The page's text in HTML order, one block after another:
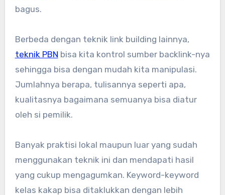
bagus.
Berbeda dengan teknik link building lainnya,
teknik PBN bisa kita kontrol sumber backlink-nya
sehingga bisa dengan mudah kita manipulasi.
Jumlahnya berapa, tulisannya seperti apa,
kualitasnya bagaimana semuanya bisa diatur
oleh si pemilik.
Banyak praktisi lokal maupun luar yang sudah
menggunakan teknik ini dan mendapati hasil
yang cukup mengagumkan. Keyword-keyword
kelas kakap bisa ditaklukkan dengan lebih